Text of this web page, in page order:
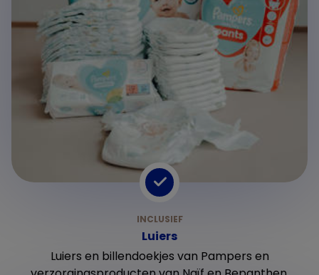
Luiers
Luiers en billendoekjes van Pampers en